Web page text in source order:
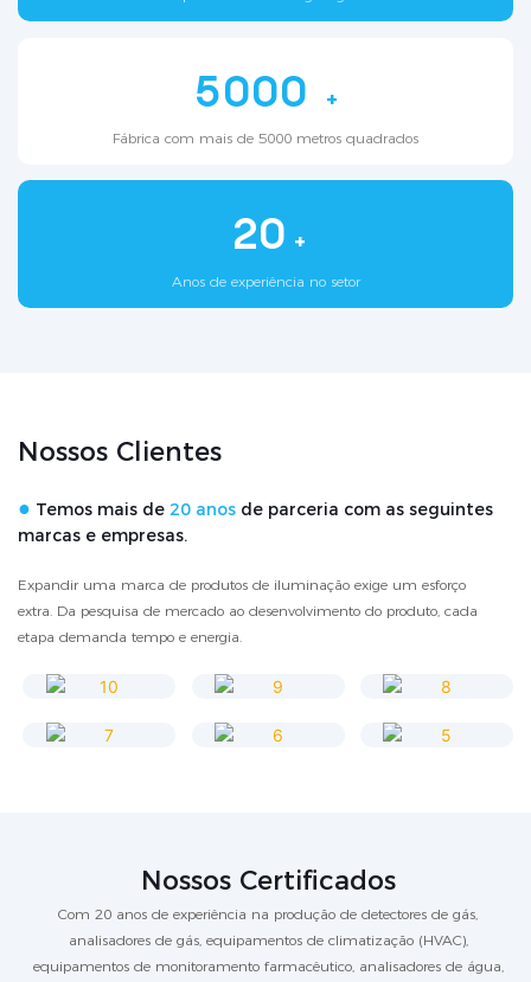
5000 +
Fábrica com mais de 5000 metros quadrados
20 +
Anos de experiência no setor
Nossos Clientes
● Temos mais de 20 anos de parceria com as seguintes
marcas e empresas.
Expandir uma marca de produtos de iluminação exige um esforço
extra. Da pesquisa de mercado ao desenvolvimento do produto, cada
etapa demanda tempo e energia.
Nossos Certificados
Com 20 anos de experiência na produção de detectores de gás,
analisadores de gás, equipamentos de climatização (HVAC),
equipamentos de monitoramento farmacêutico, analisadores de água,